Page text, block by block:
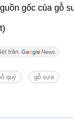
gốc của gỗ
quý gỗ sưa